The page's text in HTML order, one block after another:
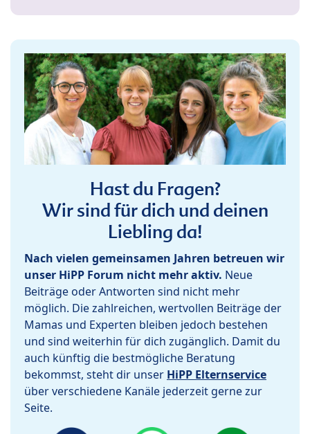
Hast du Fragen?
Wir sind für dich und deinen
Liebling da!
Nach vielen gemeinsamen Jahren betreuen wir
unser HiPP Forum nicht mehr aktiv. Neue
Beiträge oder Antworten sind nicht mehr
möglich. Die zahlreichen, wertvollen Beiträge der
Mamas und Experten bleiben jedoch bestehen
und sind weiterhin für dich zugänglich. Damit du
auch künftig die bestmögliche Beratung
bekommst, steht dir unser HiPP Elternservice
über verschiedene Kanäle jederzeit gerne zur
Seite.